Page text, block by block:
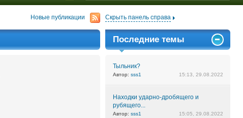
Новые публикации Скрыть панель справа
Последние темы
Тыльник?
Автор: sss1 15:13, 29.08.2022
Находки ударно-дробящего и
рубящего...
Автор: sss1 15:05, 29.08.2022